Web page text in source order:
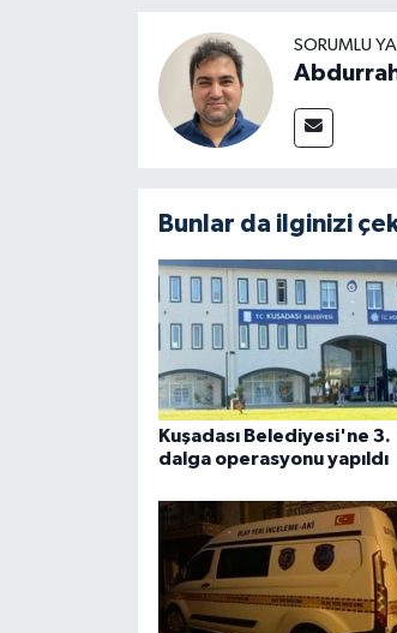
SORUMLU
Bunlar da ilginizi
Kuşadası Belediyesi'ne 3.
dalga operasyonu yapıldı